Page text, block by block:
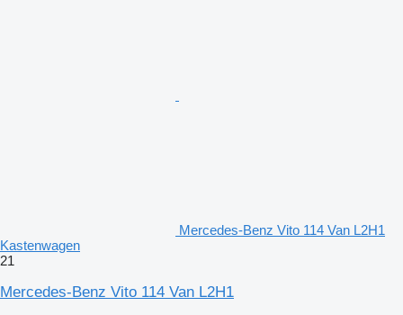
Mercedes-Benz Vito 114 Van L2H1
Kastenwagen
21
Mercedes-Benz Vito 114 Van L2H1